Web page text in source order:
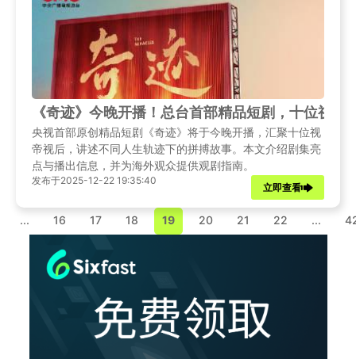
《奇迹》今晚开播！总台首部精品短剧，十位视
央视首部原创精品短剧《奇迹》将于今晚开播，汇聚十位视
帝视后，讲述不同人生轨迹下的拼搏故事。本文介绍剧集亮
点与播出信息，并为海外观众提供观剧指南。
发布于2025-12-22 19:35:40
立即查看
... 16 17 18 19 20 21 22 ...